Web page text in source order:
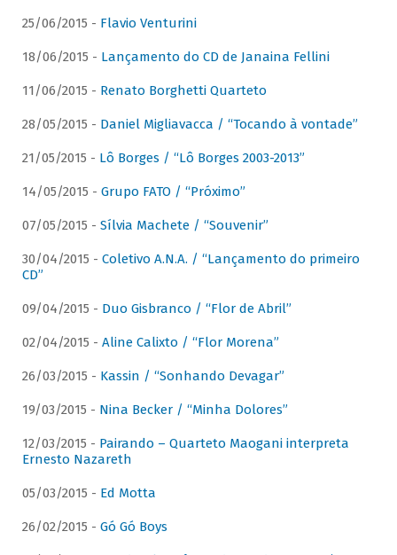
25/06/2015 - Flavio Venturini
18/06/2015 - Lançamento do CD de Janaina Fellini
11/06/2015 - Renato Borghetti Quarteto
28/05/2015 - Daniel Migliavacca / “Tocando à vontade”
21/05/2015 - Lô Borges / “Lô Borges 2003-2013”
14/05/2015 - Grupo FATO / “Próximo”
07/05/2015 - Sílvia Machete / “Souvenir”
30/04/2015 - Coletivo A.N.A. / “Lançamento do primeiro
CD”
09/04/2015 - Duo Gisbranco / “Flor de Abril”
02/04/2015 - Aline Calixto / “Flor Morena”
26/03/2015 - Kassin / “Sonhando Devagar”
19/03/2015 - Nina Becker / “Minha Dolores”
12/03/2015 - Pairando – Quarteto Maogani interpreta
Ernesto Nazareth
05/03/2015 - Ed Motta
26/02/2015 - Gó Gó Boys